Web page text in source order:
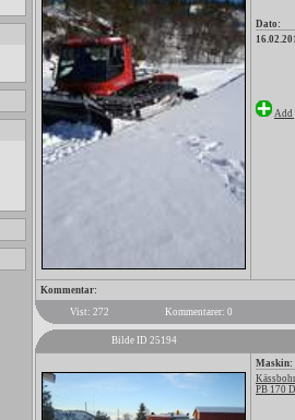
Dato:
Add
Kommentar:
Vist: 272
Kommentarer: 0
Bilde ID 25194
Maskin:
PB 170